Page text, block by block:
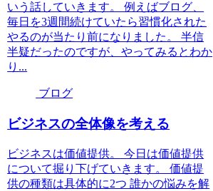
いう話していきます。 例えばブログ、
毎日を3週間続けていたら習慣化された
やるのが当たり前になりました。 半信
半疑だったのですが、やってみるとわか
り...
ブログ
ビジネスの全体像を考える
ビジネスは価値提供。 今日は価値提供
について掘り下げていきます。 価値提
供の種類は具体的に2つ 誰かの悩みを解